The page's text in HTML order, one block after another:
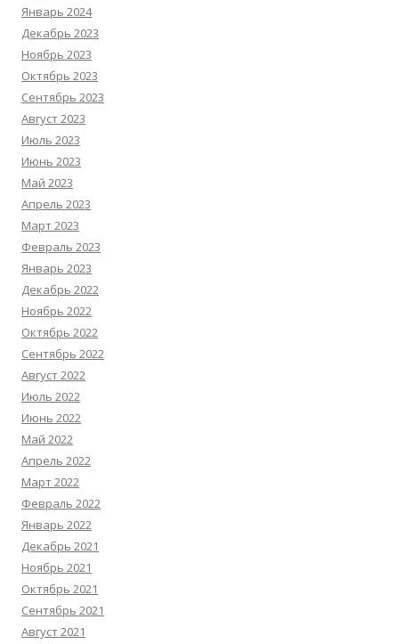
Январь 2024
Декабрь 2023
Ноябрь 2023
Октябрь 2023
Сентябрь 2023
Август 2023
Июль 2023
Июнь 2023
Май 2023
Апрель 2023
Март 2023
Февраль 2023
Январь 2023
Декабрь 2022
Ноябрь 2022
Октябрь 2022
Сентябрь 2022
Август 2022
Июль 2022
Июнь 2022
Май 2022
Апрель 2022
Март 2022
Февраль 2022
Январь 2022
Декабрь 2021
Ноябрь 2021
Октябрь 2021
Сентябрь 2021
Август 2021